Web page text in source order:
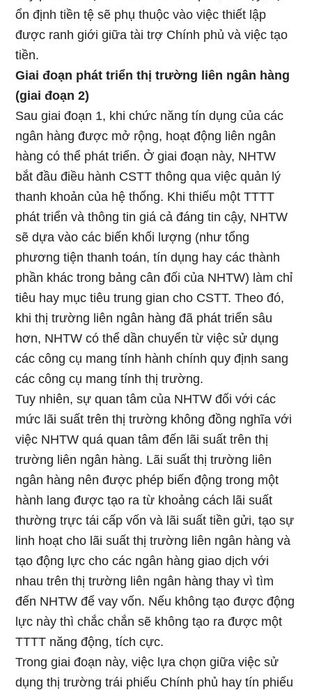
ổn định tiền tệ sẽ phụ thuộc vào việc thiết lập
được ranh giới giữa tài trợ Chính phủ và việc tạo
tiền.
Giai đoạn phát triển thị trường liên ngân hàng
(giai đoạn 2)
Sau giai đoạn 1, khi chức năng tín dụng của các
ngân hàng được mở rộng, hoạt động liên ngân
hàng có thể phát triển. Ở giai đoạn này, NHTW
bắt đầu điều hành CSTT thông qua việc quản lý
thanh khoản của hệ thống. Khi thiếu một TTTT
phát triển và thông tin giá cả đáng tin cậy, NHTW
sẽ dựa vào các biến khối lượng (như tổng
phương tiện thanh toán, tín dụng hay các thành
phần khác trong bảng cân đối của NHTW) làm chỉ
tiêu hay mục tiêu trung gian cho CSTT. Theo đó,
khi thị trường liên ngân hàng đã phát triển sâu
hơn, NHTW có thể dần chuyển từ việc sử dụng
các công cụ mang tính hành chính quy định sang
các công cụ mang tính thị trường.
Tuy nhiên, sự quan tâm của NHTW đối với các
mức lãi suất trên thị trường không đồng nghĩa với
việc NHTW quá quan tâm đến lãi suất trên thị
trường liên ngân hàng. Lãi suất thị trường liên
ngân hàng nên được phép biến động trong một
hành lang được tạo ra từ khoảng cách lãi suất
thường trực tái cấp vốn và lãi suất tiền gửi, tạo sự
linh hoạt cho lãi suất thị trường liên ngân hàng và
tạo động lực cho các ngân hàng giao dịch với
nhau trên thị trường liên ngân hàng thay vì tìm
đến NHTW để vay vốn. Nếu không tạo được động
lực này thì chắc chắn sẽ không tạo ra được một
TTTT năng động, tích cực.
Trong giai đoạn này, việc lựa chọn giữa việc sử
dụng thị trường trái phiếu Chính phủ hay tín phiếu